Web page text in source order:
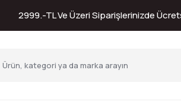
2999.-TL Ve Üzeri Siparişlerinizde